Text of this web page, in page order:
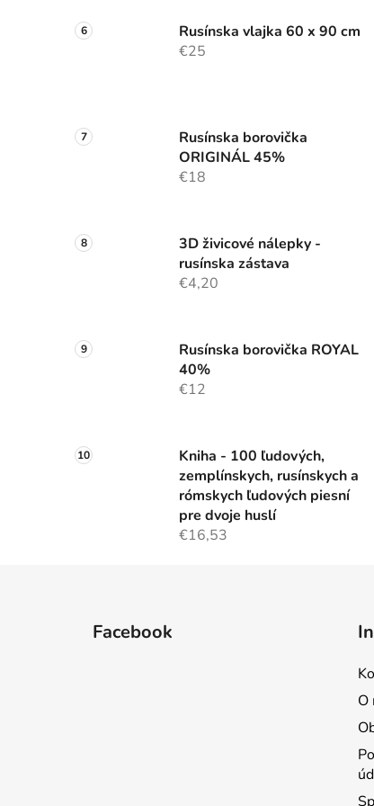
Rusínska vlajka 60 x 90 cm
€25
Rusínska borovička
ORIGINÁL 45%
€18
3D živicové nálepky -
rusínska zástava
€4,20
Rusínska borovička ROYAL
40%
€12
Kniha - 100 ľudových,
zemplínskych, rusínskych a
rómskych ľudových piesní
pre dvoje huslí
€16,53
Facebook
O